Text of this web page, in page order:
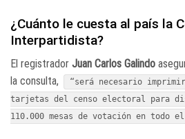
¿Cuánto le cuesta al país la
Interpartidista?
El registrador Juan Carlos Galindo
la consulta,
“será necesario
tarjetas del censo electoral para
110.000 mesas de votación en todo